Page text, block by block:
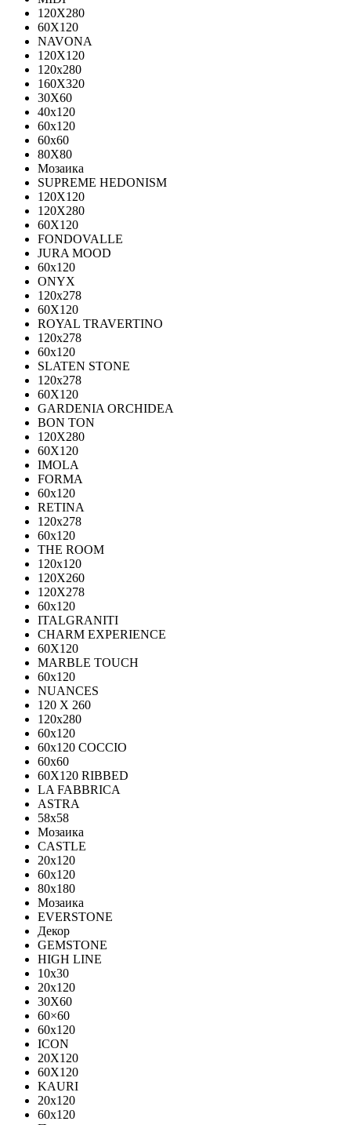
120Х280
60Х120
NAVONA
120X120
120x280
160X320
30X60
40x120
60x120
60x60
80X80
Мозаика
SUPREME HEDONISM
120X120
120X280
60X120
FONDOVALLE
JURA MOOD
60х120
ONYX
120х278
60X120
ROYAL TRAVERTINO
120х278
60х120
SLATEN STONE
120х278
60X120
GARDENIA ORCHIDEA
BON TON
120X280
60X120
IMOLA
FORMA
60x120
RETINA
120x278
60x120
THE ROOM
120x120
120X260
120X278
60x120
ITALGRANITI
CHARM EXPERIENCE
60X120
MARBLE TOUCH
60х120
NUANCES
120 X 260
120x280
60x120
60x120 COCCIO
60x60
60Х120 RIBBED
LA FABBRICA
ASTRA
58x58
Мозаика
CASTLE
20x120
60x120
80х180
Мозаика
EVERSTONE
Декор
GEMSTONE
HIGH LINE
10x30
20x120
30X60
60×60
60x120
ICON
20X120
60X120
KAURI
20x120
60x120